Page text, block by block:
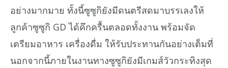
อย่างมากมาย ทั้งนี้ซูซูกิยังมีดนตรีสดมาบรรเลงให้
ลูกค้าซูซูกิ GD ได้คึกครื้นตลอดทั้งงาน พร้อมจัด
เตรียมอาหาร เครื่องดื่ม ให้รับประทานกันอย่างเต็มที่
นอกจากนี้ภายในงานทางซูซูกิยังมีเกมส์วัวกระทิงสุด